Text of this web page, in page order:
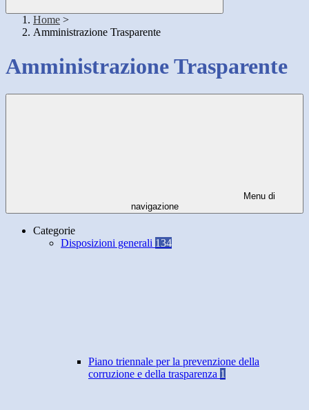
Home >
Amministrazione Trasparente
Amministrazione Trasparente
Menu di
navigazione
Categorie
Disposizioni generali 134
Piano triennale per la prevenzione della
corruzione e della trasparenza 1